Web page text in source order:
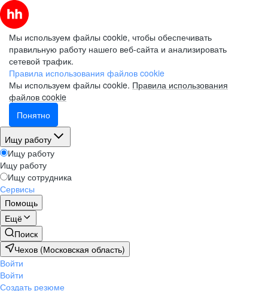
Мы используем файлы cookie, чтобы обеспечивать
правильную работу нашего веб-сайта и анализировать
сетевой трафик.
Правила использования файлов cookie
Мы используем файлы cookie. Правила использования
файлов cookie
Понятно
Ищу работу
Ищу работу
Ищу работу
Ищу сотрудника
Сервисы
Помощь
Ещё
Поиск
Чехов (Московская область)
Войти
Войти
Создать резюме